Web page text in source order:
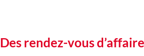
Des rendez-vous